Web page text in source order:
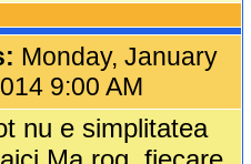
Monday, January
9:00 AM
nu e simplitatea